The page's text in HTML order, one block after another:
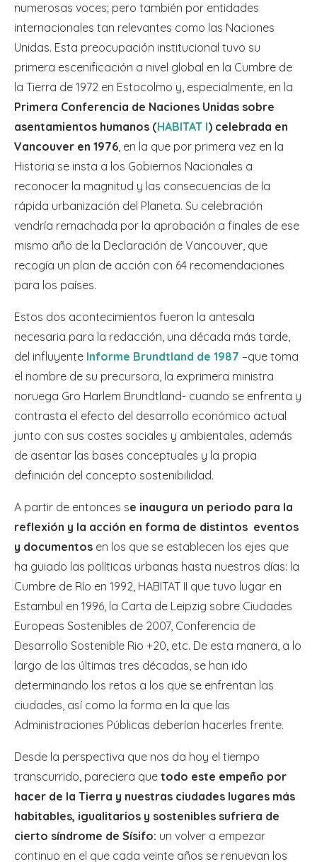
numerosas voces; pero también por entidades
internacionales tan relevantes como las Naciones
Unidas. Esta preocupación institucional tuvo su
primera escenificación a nivel global en la Cumbre de
la Tierra de 1972 en Estocolmo y, especialmente, en la
Primera Conferencia de Naciones Unidas sobre
asentamientos humanos (HABITAT I) celebrada en
Vancouver en 1976, en la que por primera vez en la
Historia se insta a los Gobiernos Nacionales a
reconocer la magnitud y las consecuencias de la
rápida urbanización del Planeta. Su celebración
vendría remachada por la aprobación a finales de ese
mismo año de la Declaración de Vancouver, que
recogía un plan de acción con 64 recomendaciones
para los países.
Estos dos acontecimientos fueron la antesala
necesaria para la redacción, una década más tarde,
del influyente Informe Brundtland de 1987 –que toma
el nombre de su precursora, la exprimera ministra
noruega Gro Harlem Brundtland- cuando se enfrenta y
contrasta el efecto del desarrollo económico actual
junto con sus costes sociales y ambientales, además
de asentar las bases conceptuales y la propia
definición del concepto sostenibilidad.
A partir de entonces se inaugura un periodo para la
reflexión y la acción en forma de distintos eventos
y documentos en los que se establecen los ejes que
ha guiado las políticas urbanas hasta nuestros días: la
Cumbre de Río en 1992, HABITAT II que tuvo lugar en
Estambul en 1996, la Carta de Leipzig sobre Ciudades
Europeas Sostenibles de 2007, Conferencia de
Desarrollo Sostenible Rio +20, etc. De esta manera, a lo
largo de las últimas tres décadas, se han ido
determinando los retos a los que se enfrentan las
ciudades, así como la forma en la que las
Administraciones Públicas deberían hacerles frente.
Desde la perspectiva que nos da hoy el tiempo
transcurrido, pareciera que todo este empeño por
hacer de la Tierra y nuestras ciudades lugares más
habitables, igualitarios y sostenibles sufriera de
cierto síndrome de Sísifo: un volver a empezar
continuo en el que cada veinte años se renuevan los